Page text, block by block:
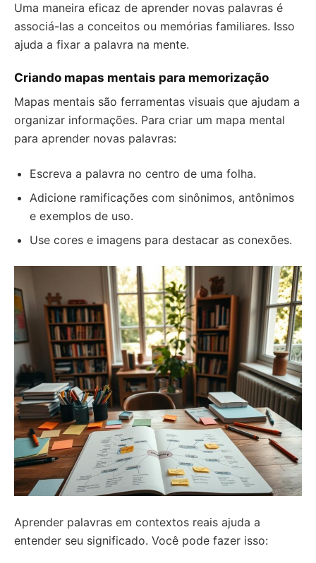
Uma maneira eficaz de aprender novas palavras é
associá-las a conceitos ou memórias familiares. Isso
ajuda a fixar a palavra na mente.
Criando mapas mentais para memorização
Mapas mentais são ferramentas visuais que ajudam a
organizar informações. Para criar um mapa mental
para aprender novas palavras:
Escreva a palavra no centro de uma folha.
Adicione ramificações com sinônimos, antônimos
e exemplos de uso.
Use cores e imagens para destacar as conexões.
Aprender palavras em contextos reais ajuda a
entender seu significado. Você pode fazer isso: